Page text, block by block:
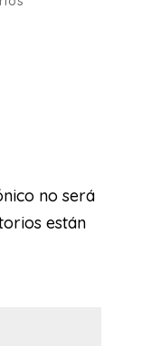
no será
están